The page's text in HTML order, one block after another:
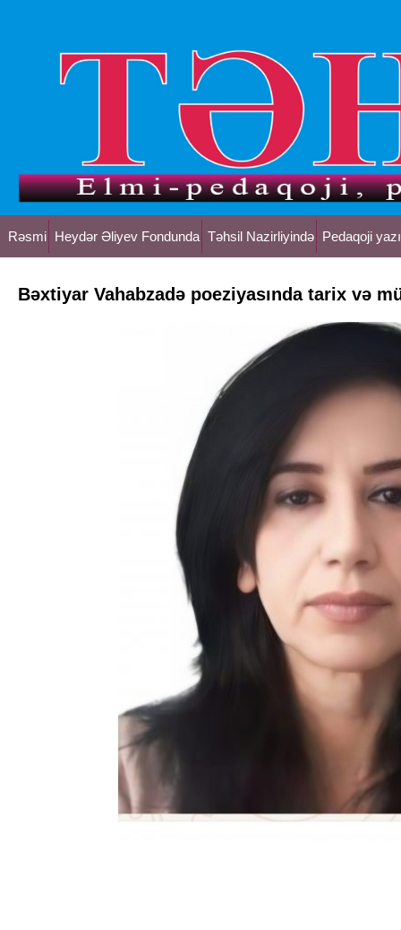
Rəsmi Heydər Əliyev Fondunda Təhsil Nazirliyində Pedaqoji
Bəxtiyar Vahabzadə poeziyasında tarix və